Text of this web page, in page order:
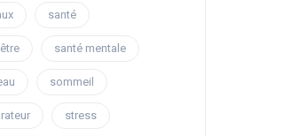
santé
santé mentale
sommeil
stress